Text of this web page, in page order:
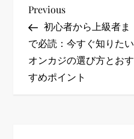
P
o
s
Previous
Post
Previous
初心者から上級者ま
で必読：今すぐ知りたい
オンカジの選び方とおす
すめポイント